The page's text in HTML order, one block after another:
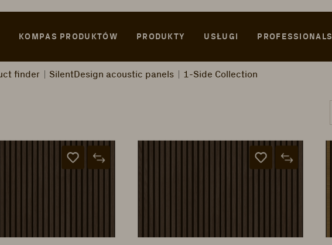
KOMPAS PRODUKTÓW PRODUKTY USŁUGI PROFESSIONALS
finder SilentDesign acoustic panels 1-Side Collection